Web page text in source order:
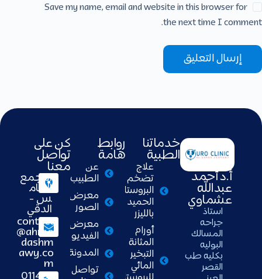
Save my name, email and website in this browser for
the next time I comment.
إرسال التعليق
أ.د أحمد
عبدالله
عشماوي
استاذ
جراحه
المسالك
البوليه
بكليه طب
القصر
خدماتنا
الطبية
علاج
تضخم
البروستاتا
الحميد
بالليزر
أورام
المثانة
التبخير
المائي
روابط
هامة
عن
الطبيب
معرض
الصور
معرض
الفيديو
المدونة
تواصل
كن على
تواصل
معنا
التجمع
الخام
س -
الدقي
contact
@ahme
dashm
awy.co
m